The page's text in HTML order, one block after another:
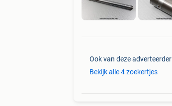
Ook van deze adverteerder
Bekijk alle 4 zoekertjes